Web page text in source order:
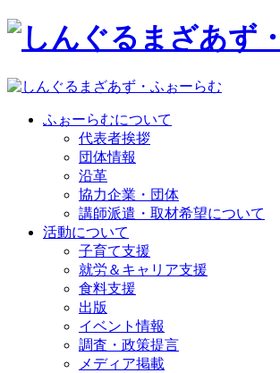
ふぉーらむについて
代表者挨拶
団体情報
沿革
協力企業・団体
講師派遣・取材希望について
活動について
子育て支援
就労＆キャリア支援
食料支援
出版
イベント情報
調査・政策提言
メディア掲載